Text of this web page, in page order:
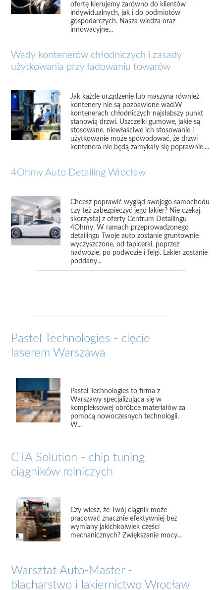
ofertę kierujemy zarówno do klientów
indywidualnych, jak i do podmiotów
gospodarczych. Nasza wiedza oraz
innowacyjne...
Wady kontenerów chłodniczych i zasady
użytkowania przy ładowaniu towarów
Jak każde urządzenie lub maszyna również
kontenery nie są pozbawione wad.W
kontenerach chłodniczych najsłabszy punkt
stanowią drzwi. Uszczelki gumowe, jakie są
stosowane, niewłaściwe ich stosowanie i
użytkowanie może spowodować, że drzwi
kontenera nie będą zamykały się poprawnie,...
4Ohmy Auto Detailing Wrocław
Chcesz poprawić wygląd swojego samochodu
czy też zabezpieczyć jego lakier? Nie czekaj,
skorzystaj z oferty Centrum Detailingu
4Ohmy. W ramach przeprowadzonego
detailingu Twoje auto zostanie gruntownie
wyczyszczone, od tapicerki, poprzez
nadwozie, po podwozie i felgi. Lakier zostanie
poddany...
Pastel Technologies - cięcie
laserem Warszawa
Pastel Technologies to firma z
Warszawy specjalizująca się w
kompleksowej obróbce materiałów za
pomocą nowoczesnych technologii.
W...
CTA Solution - chip tuning
ciągników rolniczych
Czy wiesz, że Twój ciągnik może
pracować znacznie efektywniej bez
wymiany jakichkolwiek części
mechanicznych? Zwiększanie mocy...
Warsztat Auto-Master -
blacharstwo i lakiernictwo Wrocław